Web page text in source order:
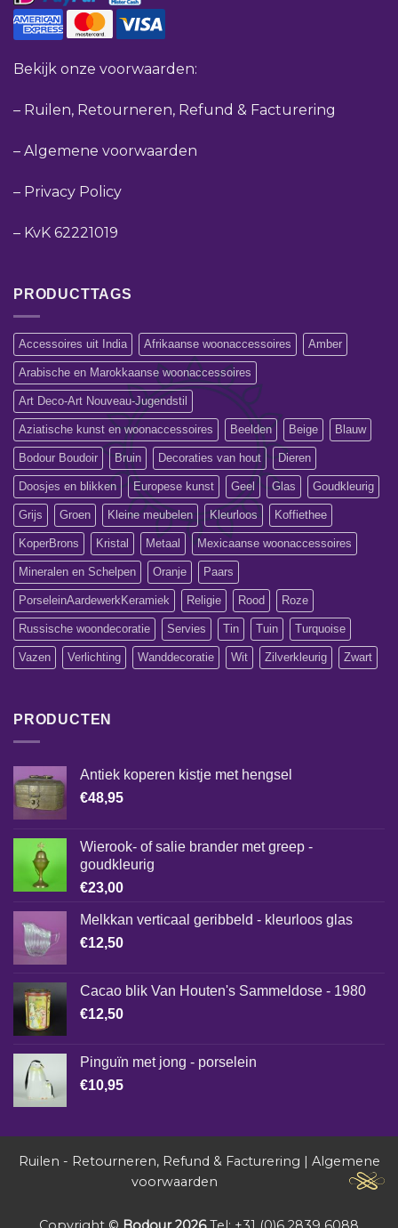
Bekijk onze voorwaarden:
– Ruilen, Retourneren, Refund & Facturering
– Algemene voorwaarden
– Privacy Policy
– KvK 62221019
PRODUCTTAGS
Accessoires uit India Afrikaanse woonaccessoires Amber
Arabische en Marokkaanse woonaccessoires
Art Deco-Art Nouveau-Jugendstil
Aziatische kunst en woonaccessoires Beelden Beige Blauw
Bodour Boudoir Bruin Decoraties van hout Dieren
Doosjes en blikken Europese kunst Geel Glas Goudkleurig
Grijs Groen Kleine meubelen Kleurloos Koffiethee
KoperBrons Kristal Metaal Mexicaanse woonaccessoires
Mineralen en Schelpen Oranje Paars
PorseleinAardewerkKeramiek Religie Rood Roze
Russische woondecoratie Servies Tin Tuin Turquoise
Vazen Verlichting Wanddecoratie Wit Zilverkleurig Zwart
PRODUCTEN
Antiek koperen kistje met hengsel
€48,95
Wierook- of salie brander met greep -
goudkleurig
€23,00
Melkkan verticaal geribbeld - kleurloos glas
€12,50
Cacao blik Van Houten's Sammeldose - 1980
€12,50
Pinguïn met jong - porselein
€10,95
Ruilen - Retourneren, Refund & Facturering | Algemene
voorwaarden